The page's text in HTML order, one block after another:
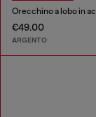
€49.00
ARGENTO